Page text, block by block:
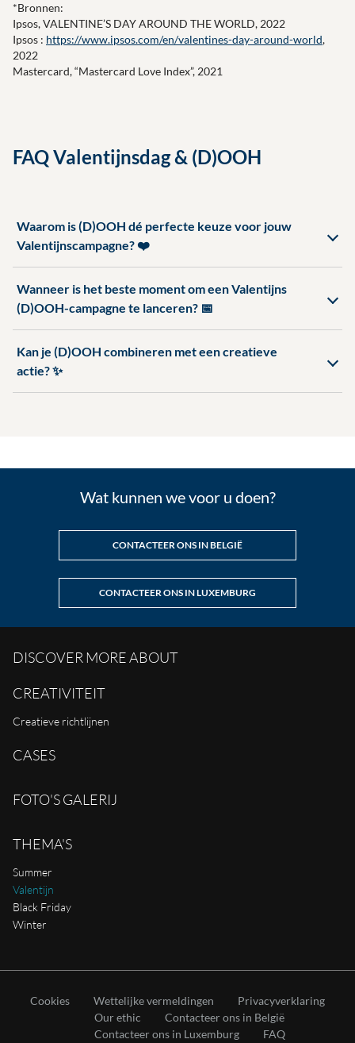
*Bronnen:
Ipsos, VALENTINE’S DAY AROUND THE WORLD, 2022
Ipsos : https://www.ipsos.com/en/valentines-day-around-world,
2022
Mastercard, “Mastercard Love Index”, 2021
FAQ Valentijnsdag & (D)OOH
Waarom is (D)OOH dé perfecte keuze voor jouw
Valentijnscampagne? ❤️
Wanneer is het beste moment om een Valentijns
(D)OOH-campagne te lanceren? 📅
Kan je (D)OOH combineren met een creatieve
actie? ✨
Wat kunnen we voor u doen?
CONTACTEER ONS IN BELGIË
CONTACTEER ONS IN LUXEMBURG
DISCOVER MORE ABOUT
CREATIVITEIT
Creatieve richtlijnen
CASES
FOTO'S GALERIJ
THEMA'S
Summer
Valentijn
Black Friday
Winter
Cookies Wettelijke vermeldingen
Privacyverklaring
Our ethic
Contacteer ons in België
Contacteer ons in Luxemburg
FAQ